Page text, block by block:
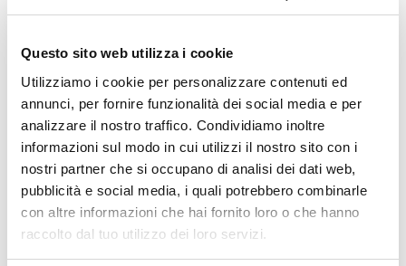
Questo sito web utilizza i cookie
Utilizziamo i cookie per personalizzare contenuti ed
annunci, per fornire funzionalità dei social media e per
analizzare il nostro traffico. Condividiamo inoltre
informazioni sul modo in cui utilizzi il nostro sito con i
nostri partner che si occupano di analisi dei dati web,
pubblicità e social media, i quali potrebbero combinarle
con altre informazioni che hai fornito loro o che hanno
raccolto dal tuo utilizzo dei loro servizi.
Iscriviti alla nostra newsletter